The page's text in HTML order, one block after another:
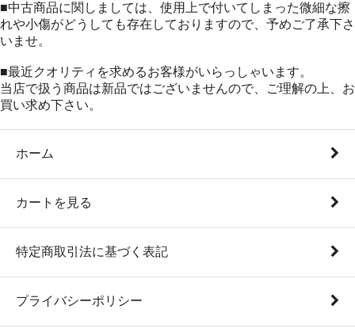
■中古商品に関しましては、使用上で付いてしまった微細な擦
れや小傷がどうしても存在しておりますので、予めご了承下さ
いませ。
■最近クオリティを求めるお客様がいらっしゃいます。
当店で扱う商品は新品ではございませんので、ご理解の上、お
買い求め下さい。
ホーム
カートを見る
特定商取引法に基づく表記
プライバシーポリシー